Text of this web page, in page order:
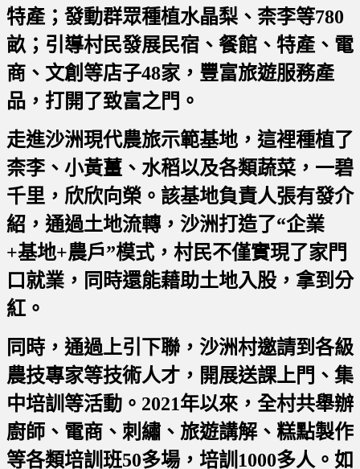
特產；發動群眾種植水晶梨、柰李等780
畝；引導村民發展民宿、餐館、特產、電
商、文創等店子48家，豐富旅遊服務產
品，打開了致富之門。
走進沙洲現代農旅示範基地，這裡種植了
柰李、小黃薑、水稻以及各類蔬菜，一碧
千里，欣欣向榮。該基地負責人張有發介
紹，通過土地流轉，沙洲打造了“企業
+基地+農戶”模式，村民不僅實現了家門
口就業，同時還能藉助土地入股，拿到分
紅。
同時，通過上引下聯，沙洲村邀請到各級
農技專家等技術人才，開展送課上門、集
中培訓等活動。2021年以來，全村共舉辦
廚師、電商、刺繡、旅遊講解、糕點製作
等各類培訓班50多場，培訓1000多人。如